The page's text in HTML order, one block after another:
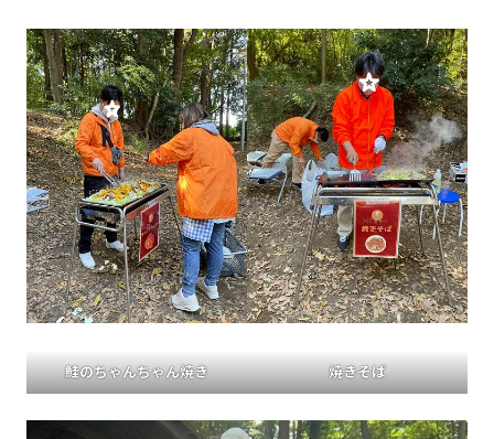
鮭のちゃんちゃん焼き 焼きそば